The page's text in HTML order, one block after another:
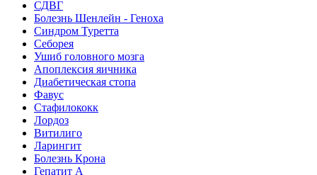
СДВГ
Болезнь Шенлейн - Геноха
Синдром Туретта
Себорея
Ушиб головного мозга
Апоплексия яичника
Диабетическая стопа
Фавус
Стафилококк
Лордоз
Витилиго
Ларингит
Болезнь Крона
Гепатит A